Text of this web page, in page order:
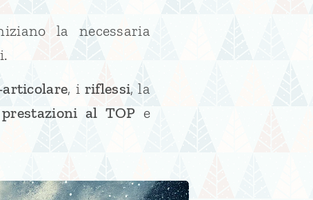
la necessaria
, i riflessi, la
prestazioni al TOP e